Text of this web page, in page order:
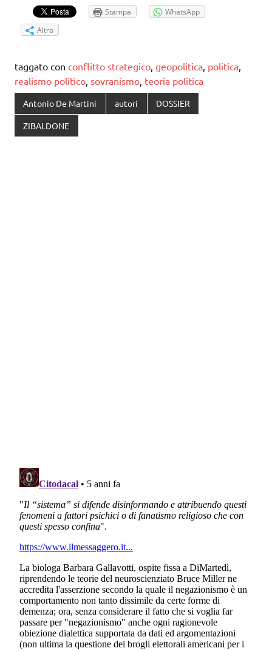
Stampa
WhatsApp
Altro
taggato con conflitto strategico geopolitica politica
realismo politico sovranismo teoria politica
Antonio De Martini autori DOSSIER
ZIBALDONE